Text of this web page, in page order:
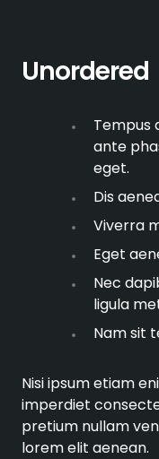
Unordered
Tempus
ante
eget.
Dis
Viverra
Eget
Nec
ligula
Nam sit
Nisi ipsum etiam
imperdiet
pretium nullam
lorem elit aenean.